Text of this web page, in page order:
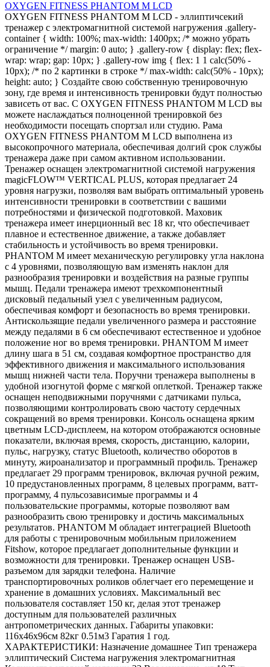
OXYGEN FITNESS PHANTOM M LCD
OXYGEN FITNESS PHANTOM M LCD - эллиптичсекий
тренажер с электромагнитной системой нагружения .gallery-
container { width: 100%; max-width: 1400px; /* можно убрать
ограничение */ margin: 0 auto; } .gallery-row { display: flex; flex-
wrap: wrap; gap: 10px; } .gallery-row img { flex: 1 1 calc(50% -
10px); /* по 2 картинки в строке */ max-width: calc(50% - 10px);
height: auto; } Создайте свою собственную тренировочную
зону, где время и интенсивность тренировки будут полностью
зависеть от вас. С OXYGEN FITNESS PHANTOM M LCD вы
можете наслаждаться полноценной тренировкой без
необходимости посещать спортзал или студию. Рама
OXYGEN FITNESS PHANTOM M LCD выполнена из
высокопрочного материала, обеспечивая долгий срок службы
тренажера даже при самом активном использовании.
Тренажер оснащен электромагнитной системой нагружения
magicFLOW™ VERTICAL PLUS, которая предлагает 24
уровня нагрузки, позволяя вам выбрать оптимальный уровень
интенсивности тренировки в соответствии с вашими
потребностями и физической подготовкой. Маховик
тренажера имеет инерционный вес 18 кг, что обеспечивает
плавное и естественное движение, а также добавляет
стабильность и устойчивость во время тренировки.
PHANTOM M имеет механическую регулировку угла наклона
с 4 уровнями, позволяющую вам изменять наклон для
разнообразия тренировки и воздействия на разные группы
мышц. Педали тренажера имеют трехкомпонентный
дисковый педальный узел с увеличенным радиусом,
обеспечивая комфорт и безопасность во время тренировки.
Антискользящие педали увеличенного размера и расстояние
между педалями в 6 см обеспечивают естественное и удобное
положение ног во время тренировки. PHANTOM M имеет
длину шага в 51 см, создавая комфортное пространство для
эффективного движения и максимального использования
мышц нижней части тела. Поручни тренажера выполнены в
удобной изогнутой форме с мягкой оплеткой. Тренажер также
оснащен неподвижными поручнями с датчиками пульса,
позволяющими контролировать свою частоту сердечных
сокращений во время тренировки. Консоль оснащена ярким
цветным LCD-дисплеем, на котором отображаются основные
показатели, включая время, скорость, дистанцию, калории,
пульс, нагрузку, статус Bluetooth, количество оборотов в
минуту, жироанализатор и программный профиль. Тренажер
предлагает 29 программ тренировок, включая ручной режим,
10 предустановленных программ, 8 целевых программ, ватт-
программу, 4 пульсозависимые программы и 4
пользовательские программы, которые позволяют вам
разнообразить свою тренировку и достичь максимальных
результатов. PHANTOM M обладает интеграцией Bluetooth
для работы с тренировочным мобильным приложением
Fitshow, которое предлагает дополнительные функции и
возможности для тренировки. Тренажер оснащен USB-
разъемом для зарядки телефона. Наличие
транспортировочных роликов облегчает его перемещение и
хранение в домашних условиях. Максимальный вес
пользователя составляет 150 кг, делая этот тренажер
доступным для пользователей различных
антропометрических данных. Габариты упаковки:
116х46х96см 82кг 0.51м3 Гаратия 1 год.
ХАРАКТЕРИСТИКИ: Назначение домашнее Тип тренажера
эллиптический Система нагружения электромагнитная